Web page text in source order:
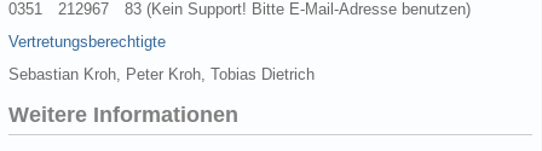
0351 212967 83 (Kein Support! Bitte E-Mail-Adresse benutzen)
Vertretungsberechtigte
Sebastian Kroh, Peter Kroh, Tobias Dietrich
Weitere Informationen